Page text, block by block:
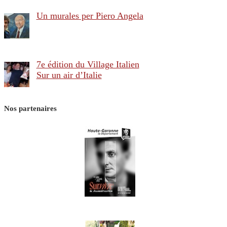
Un murales per Piero Angela
7e édition du Village Italien
Sur un air d’Italie
Nos partenaires